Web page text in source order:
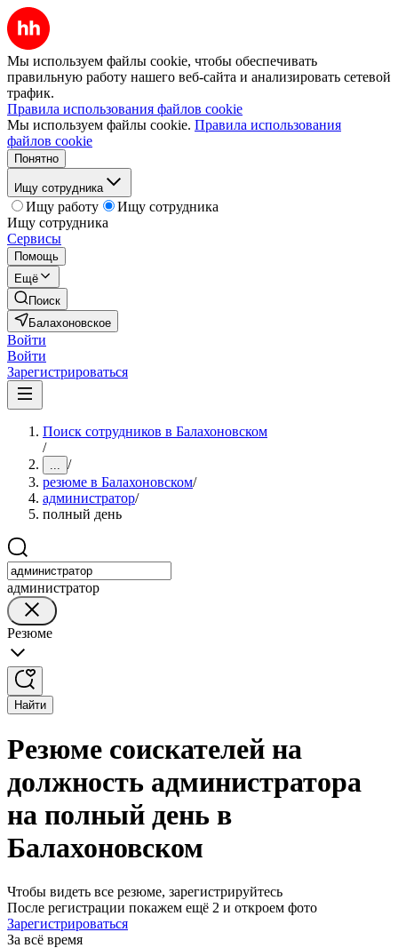
Мы используем файлы cookie, чтобы обеспечивать
правильную работу нашего веб-сайта и анализировать сетевой
трафик.
Правила использования файлов cookie
Мы используем файлы cookie. Правила использования
файлов cookie
Понятно
Ищу сотрудника
Ищу работу
Ищу сотрудника
Ищу сотрудника
Сервисы
Помощь
Ещё
Поиск
Балахоновское
Войти
Войти
Зарегистрироваться
Поиск сотрудников в Балахоновском
/
... /
резюме в Балахоновском/
администратор/
полный день
администратор
Резюме
Найти
Резюме соискателей на
должность администратора
на полный день в
Балахоновском
Чтобы видеть все резюме, зарегистрируйтесь
После регистрации покажем ещё 2 и откроем фото
Зарегистрироваться
За всё время